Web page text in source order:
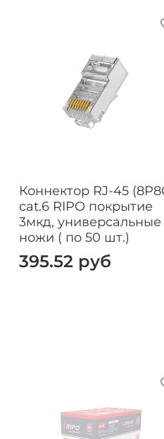
Коннектор RJ-45
cat.6 RIPO покрытие
3мкд, универсальные
ножи ( по 50 шт.)
395.52 руб